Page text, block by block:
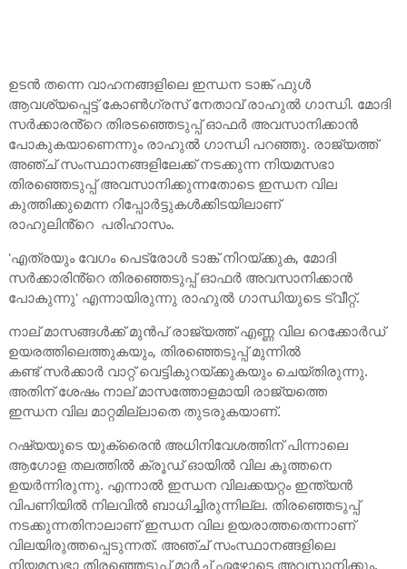
ഉടന്‍ തന്നെ വാഹനങ്ങളിലെ ഇന്ധന ടാങ്ക് ഫുള്‍
ആവശ്യപ്പെട്ട് കോണ്‍ഗ്രസ് നേതാവ് രാഹുല്‍ ഗാന്ധി. മോദി
സര്‍ക്കാരൻ്റെ തിരടഞ്ഞെടുപ്പ് ഓഫര്‍ അവസാനിക്കാന്‍
പോകുകയാണെന്നും രാഹുല്‍ ഗാന്ധി പറഞ്ഞു. രാജ്യത്ത്
അഞ്ച് സംസ്ഥാനങ്ങളിലേക്ക് നടക്കുന്ന നിയമസഭാ
തിരഞ്ഞെടുപ്പ് അവസാനിക്കുന്നതോടെ ഇന്ധന വില
കുത്തിക്കുമെന്ന റിപ്പോര്‍ട്ടുകള്‍ക്കിടയിലാണ്
രാഹുലിൻ്റെ പരിഹാസം.
'എത്രയും വേഗം പെട്രോള്‍ ടാങ്ക് നിറയ്ക്കുക, മോദി
സര്‍ക്കാരിൻ്റെ തിരഞ്ഞെടുപ്പ് ഓഫര്‍ അവസാനിക്കാന്‍
പോകുന്നു' എന്നായിരുന്നു രാഹുല്‍ ഗാന്ധിയുടെ ട്വീറ്റ്.
നാല് മാസങ്ങൾക്ക് മുൻപ് രാജ്യത്ത് എണ്ണ വില റെക്കോര്‍ഡ്
ഉയരത്തിലെത്തുകയും, തിരഞ്ഞെടുപ്പ് മുന്നിൽ
കണ്ട് സര്‍ക്കാര്‍ വാറ്റ് വെട്ടികുറയ്ക്കുകയും ചെയ്തിരുന്നു.
അതിന് ശേഷം നാല് മാസത്തോളമായി രാജ്യത്തെ
ഇന്ധന വില മാറ്റമില്ലാതെ തുടരുകയാണ്.
റഷ്യയുടെ യുക്രൈന്‍ അധിനിവേശത്തിന് പിന്നാലെ
ആഗോള തലത്തില്‍ ക്രൂഡ് ഓയില്‍ വില കുത്തനെ
ഉയര്‍ന്നിരുന്നു. എന്നാല്‍ ഇന്ധന വിലക്കയറ്റം ഇന്ത്യന്‍
വിപണിയില്‍ നിലവില്‍ ബാധിച്ചിരുന്നില്ല. തിരഞ്ഞെടുപ്പ്
നടക്കുന്നതിനാലാണ് ഇന്ധന വില ഉയരാത്തതെന്നാണ്
വിലയിരുത്തപ്പെടുന്നത്. അഞ്ച് സംസ്ഥാനങ്ങളിലെ
നിയമസഭാ തിരഞ്ഞെടുപ്പ് മാര്‍ച്ച് ഏഴോടെ അവസാനിക്കും.